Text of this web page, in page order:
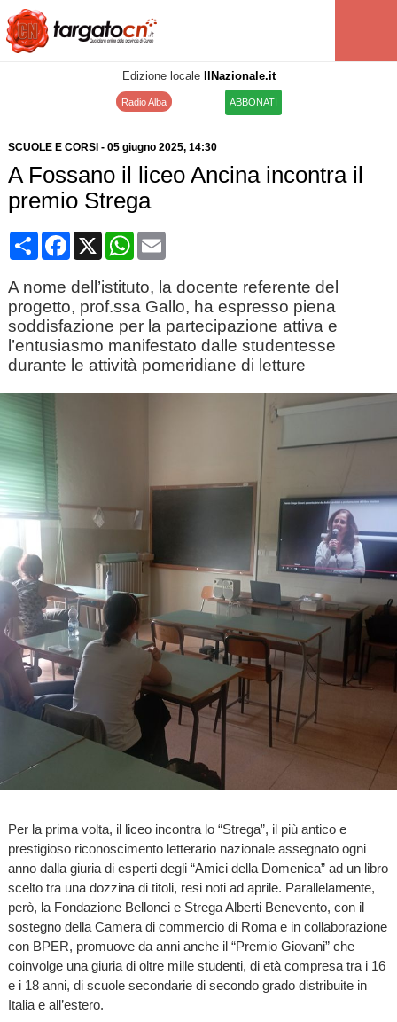
Edizione locale IlNazionale.it
Radio Alba ABBONATI
SCUOLE E CORSI - 05 giugno 2025, 14:30
A Fossano il liceo Ancina incontra il
premio Strega
CondividiFacebook
X WhatsApp
Email
A nome dell’istituto, la docente referente del
progetto, prof.ssa Gallo, ha espresso piena
soddisfazione per la partecipazione attiva e
l’entusiasmo manifestato dalle studentesse
durante le attività pomeridiane di letture
Per la prima volta, il liceo incontra lo “Strega”, il più antico e
prestigioso riconoscimento letterario nazionale assegnato ogni
anno dalla giuria di esperti degli “Amici della Domenica” ad un libro
scelto tra una dozzina di titoli, resi noti ad aprile. Parallelamente,
però, la Fondazione Bellonci e Strega Alberti Benevento, con il
sostegno della Camera di commercio di Roma e in collaborazione
con BPER, promuove da anni anche il “Premio Giovani” che
coinvolge una giuria di oltre mille studenti, di età compresa tra i 16
e i 18 anni, di scuole secondarie di secondo grado distribuite in
Italia e all’estero.